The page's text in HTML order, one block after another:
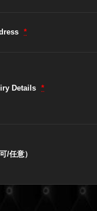
*
Details *
/任意）